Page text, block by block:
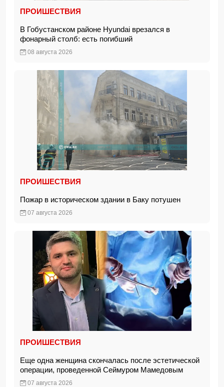
ПРОИШЕСТВИЯ
В Гобустанском районе Hyundai врезался в
фонарный столб: есть погибший
08 августа 2026
ПРОИШЕСТВИЯ
Пожар в историческом здании в Баку потушен
07 августа 2026
ПРОИШЕСТВИЯ
Еще одна женщина скончалась после эстетической
операции, проведенной Сеймуром Мамедовым
07 августа 2026